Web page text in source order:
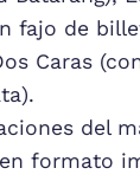
fajo de
Caras
del
formato